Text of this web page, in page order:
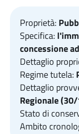
Proprietà:
Specifica:
concessione
Dettaglio
Regime tutela:
Dettaglio
Regionale
Stato di
Ambito